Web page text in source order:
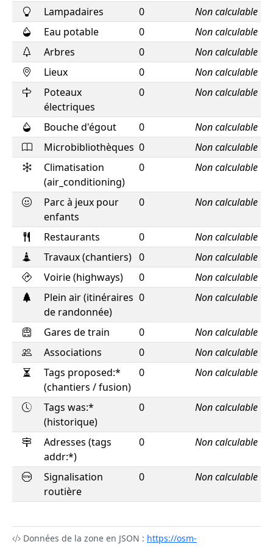
Lampadaires 0
Non calculable
Eau potable
0
Non calculable
Arbres
0
Non calculable
Lieux
0
Non calculable
Poteaux
électriques
0 Non calculable
Bouche d'égout 0
Non calculable
Microbibliothèques 0
Non calculable
Climatisation
(air_conditioning)
0 Non calculable
Parc à jeux pour
enfants
0 Non calculable
Restaurants 0
Non calculable
Travaux (chantiers) 0
Non calculable
Voirie (highways)
0
Non calculable
Plein air (itinéraires
de randonnée)
0 Non calculable
Gares de train 0
Non calculable
Associations
0
Non calculable
Tags proposed:*
(chantiers / fusion)
0 Non calculable
Tags was:*
(historique)
0 Non calculable
Adresses (tags
addr:*)
0 Non calculable
Signalisation
routière
0 Non calculable
Données de la zone en JSON : https://osm-